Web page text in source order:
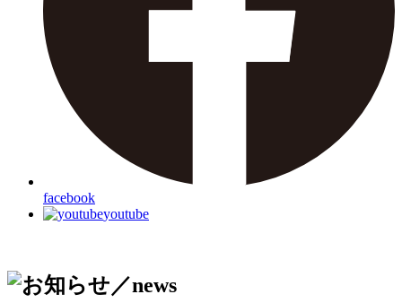
facebook
youtube